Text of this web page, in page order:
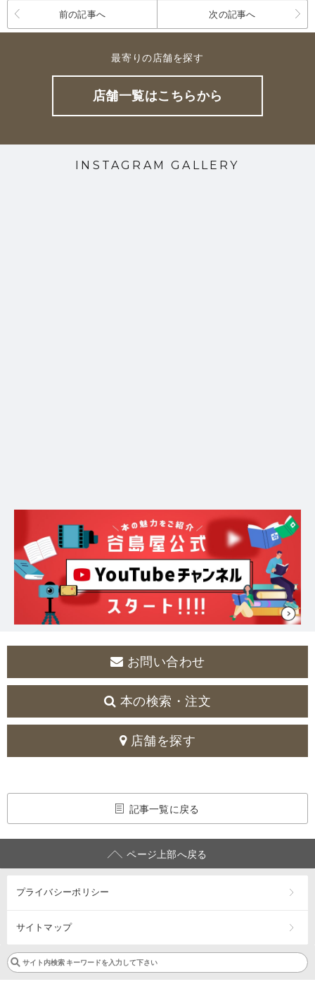
前の記事へ 次の記事へ
最寄りの店舗を探す
店舗一覧はこちらから
INSTAGRAM GALLERY
お問い合わせ
本の検索・注文
店舗を探す
記事一覧に戻る
ページ上部へ戻る
プライバシーポリシー
サイトマップ